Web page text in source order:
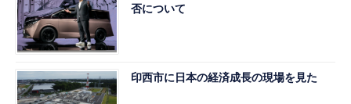
否について
印西市に日本の経済成長の現場を見た